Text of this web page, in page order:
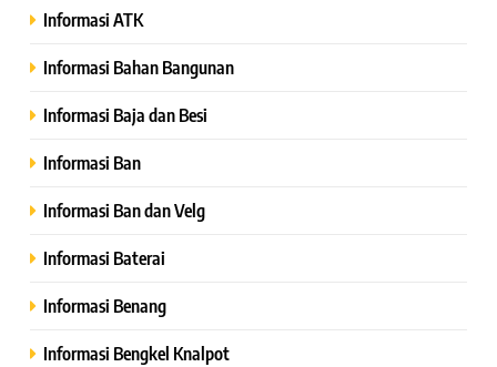
Informasi ATK
Informasi Bahan Bangunan
Informasi Baja dan Besi
Informasi Ban
Informasi Ban dan Velg
Informasi Baterai
Informasi Benang
Informasi Bengkel Knalpot